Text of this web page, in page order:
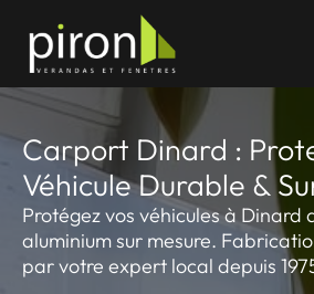
contenu
Carport Dinard :
Véhicule Durable &
Protégez vos véhicules à Dinard
aluminium sur mesure.
par votre expert local depuis